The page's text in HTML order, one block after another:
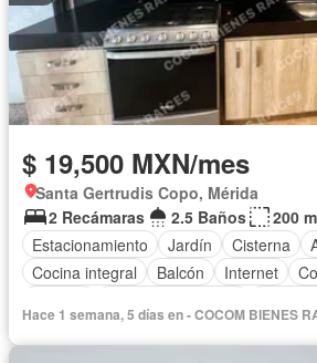
$ 19,500 MXN/mes
Santa Gertrudis Copo, Mérida
2 Recámaras
2.5 Baños
200
Estacionamiento
Jardín Cisterna
Cocina integral
Balcón Internet
Televisión por cable
Vista panorámica
Hace 1 semana, 5 días en - COCOM BIENES